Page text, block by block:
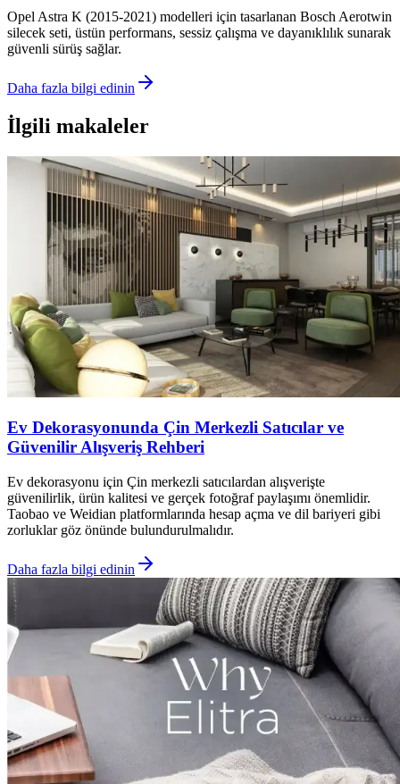
Opel Astra K (2015-2021) modelleri için tasarlanan Bosch Aerotwin
silecek seti, üstün performans, sessiz çalışma ve dayanıklılık sunarak
güvenli sürüş sağlar.
Daha fazla bilgi edinin
İlgili makaleler
Ev Dekorasyonunda Çin Merkezli Satıcılar ve
Güvenilir Alışveriş Rehberi
Ev dekorasyonu için Çin merkezli satıcılardan alışverişte
güvenilirlik, ürün kalitesi ve gerçek fotoğraf paylaşımı önemlidir.
Taobao ve Weidian platformlarında hesap açma ve dil bariyeri gibi
zorluklar göz önünde bulundurulmalıdır.
Daha fazla bilgi edinin